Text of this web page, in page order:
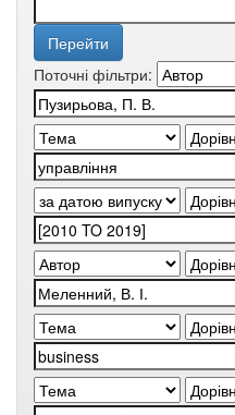
Поточні фільтри: